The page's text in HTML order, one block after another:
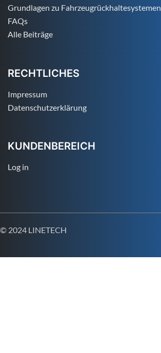
Grundlagen zu Fahrzeugrückhaltesystemen
FAQs
Alle Beiträge
RECHTLICHES
Impressum
Datenschutzerklärung
KUNDENBEREICH
Log in
© 2024 LINETECH